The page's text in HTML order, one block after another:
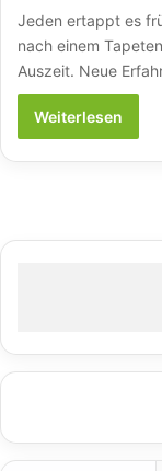
Jeden ertappt es
nach einem
Auszeit. Neue
Weiterlesen